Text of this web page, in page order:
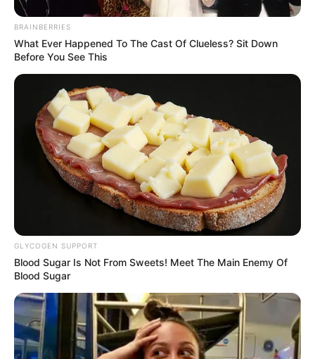
ψάχνετε πραγματικά να βρείτε την αλήθεια… Η
Ενημέρωση που δεν θα ακούσετε ποτέ από τα
κυρίαρχα ΜΜΕ… Υποστηρίξτε αυτόν τον αγώνα με
την εγγραφή, τα κόσμια σχόλια και τα λάικ σας…
FACEBOOK
YOUTUBE ΕΓΓΡΑΦΕΊΤΕ
EMAIL ΑΚΟΛΟΥΘΉΣΤΕ
BRAINBERRIES
What Ever Happened To The Cast Of Clueless? Sit Down
Before You See This
GLYCOGEN SUPPORT
Blood Sugar Is Not From Sweets! Meet The Main Enemy Of
Blood Sugar